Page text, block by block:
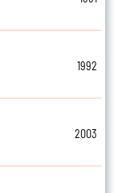
1992
2003